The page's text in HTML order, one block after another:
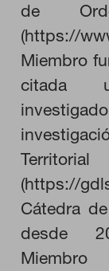
de
(https://
Miembro
citada
(https://
Cátedra
desde
Cookies